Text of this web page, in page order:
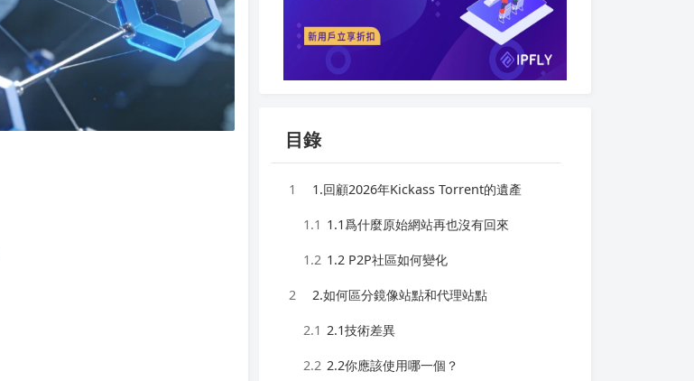
目錄
1 1.回顧2026年Kickass Torrent的遺產
1.1 1.1爲什麼原始網站再也沒有回來
1.2 1.2 P2P社區如何變化
2 2.如何區分鏡像站點和代理站點
2.1 2.1技術差異
2.2 2.2你應該使用哪一個？